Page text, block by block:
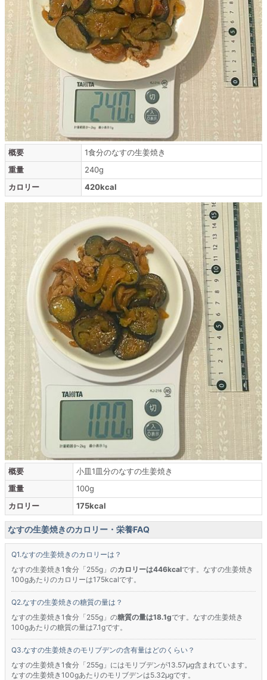
概要
1食分のなすの生姜焼き
重量
240g
カロリー
420kcal
概要
小皿1皿分のなすの生姜焼き
重量
100g
カロリー
175kcal
なすの生姜焼きのカロリー・栄養FAQ
なすの生姜焼きのカロリーは？
なすの生姜焼き1食分「255g」のカロリーは446kcalです。なすの生姜焼き
100gあたりのカロリーは175kcalです。
なすの生姜焼きの糖質の量は？
なすの生姜焼き1食分「255g」の糖質の量は18.1gです。なすの生姜焼き
100gあたりの糖質の量は7.1gです。
なすの生姜焼きのモリブデンの含有量はどのくらい？
なすの生姜焼き1食分「255g」にはモリブデンが13.57μg含まれています。
なすの生姜焼き100gあたりのモリブデンは5.32μgです。